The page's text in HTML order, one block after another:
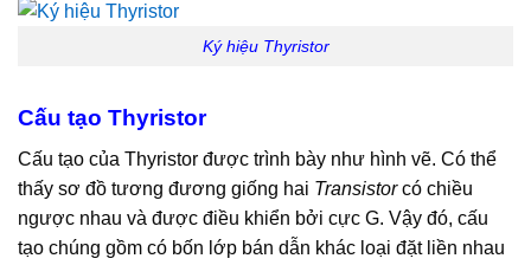
Ký hiệu Thyristor
Cấu tạo Thyristor
Cấu tạo của Thyristor được trình bày như hình vẽ. Có thể
thấy sơ đồ tương đương giống hai Transistorcó chiều
ngược nhau và được điều khiển bởi cực G. Vậy đó, cấu
tạo chúng gồm có bốn lớp bán dẫn khác loại đặt liền nhau